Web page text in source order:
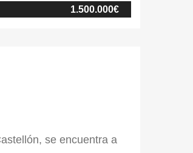
sellada en su parte
1.500.000€
se encuentra a